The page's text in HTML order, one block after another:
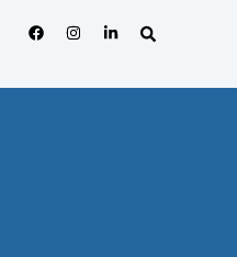
Search